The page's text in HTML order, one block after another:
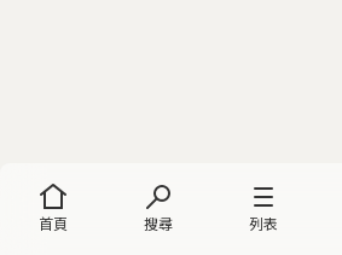
首頁 搜尋 列表